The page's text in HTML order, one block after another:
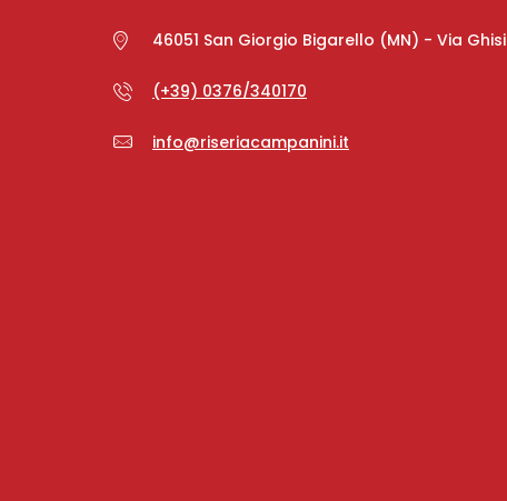
46051 San Giorgio Bigarello (MN) - Via
(+39) 0376/340170
info@riseriacampanini.it